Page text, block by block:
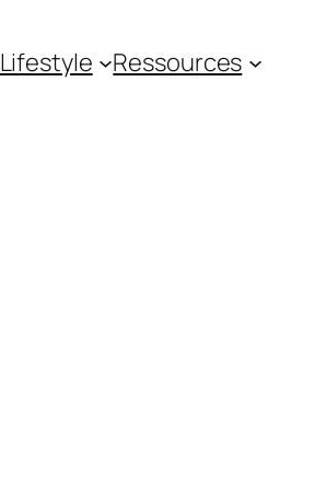
Lifestyle Ressources